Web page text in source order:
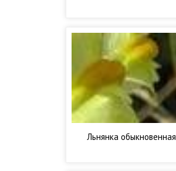
Льнянка обыкновенная